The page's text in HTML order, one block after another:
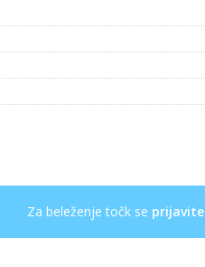
Za beleženje točk se prijavite